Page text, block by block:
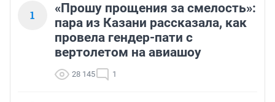
1
«Прошу прощения за смелость»:
пара из Казани рассказала, как
провела гендер-пати с
вертолетом на авиашоу
28 145 1